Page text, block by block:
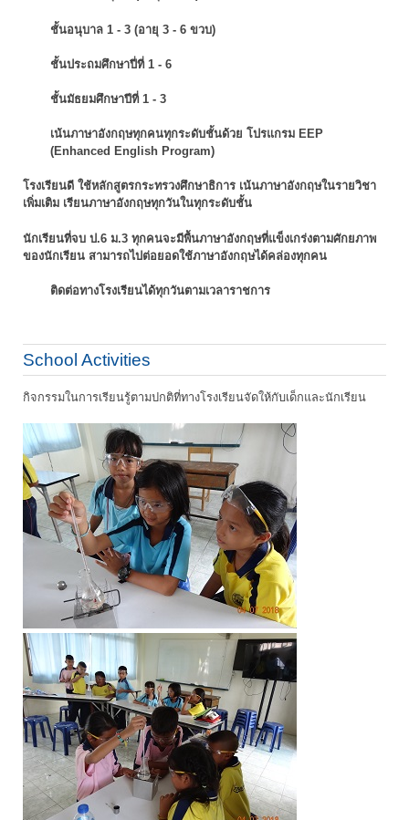
ชั้นอนุบาล 1 - 3 (อายุ 3 - 6 ขวบ)
ชั้นประถมศึกษาปี่ที่ 1 - 6
ชั้นมัธยมศึกษาปีที่ 1 - 3
เน้นภาษาอังกฤษทุกคนทุกระดับชั้นด้วย โปรแกรม EEP
(Enhanced English Program)
โรงเรียนดี ใช้หลักสูตรกระทรวงศึกษาธิการ เน้นภาษาอังกฤษในรายวิชา
เพิ่มเติม เรียนภาษาอังกฤษทุกวันในทุกระดับชั้น
นักเรียนที่จบ ป.6 ม.3 ทุกคนจะมีพื้นภาษาอังกฤษที่แข็งเกร่งตามศักยภาพ
ของนักเรียน สามารถไปต่อยอดใช้ภาษาอังกฤษได้คล่องทุกคน
ติดต่อทางโรงเรียนได้ทุกวันตามเวลาราชการ
School Activities
กิจกรรมในการเรียนรู้ตามปกติที่ทางโรงเรียนจัดให้กับเด็กและนักเรียน